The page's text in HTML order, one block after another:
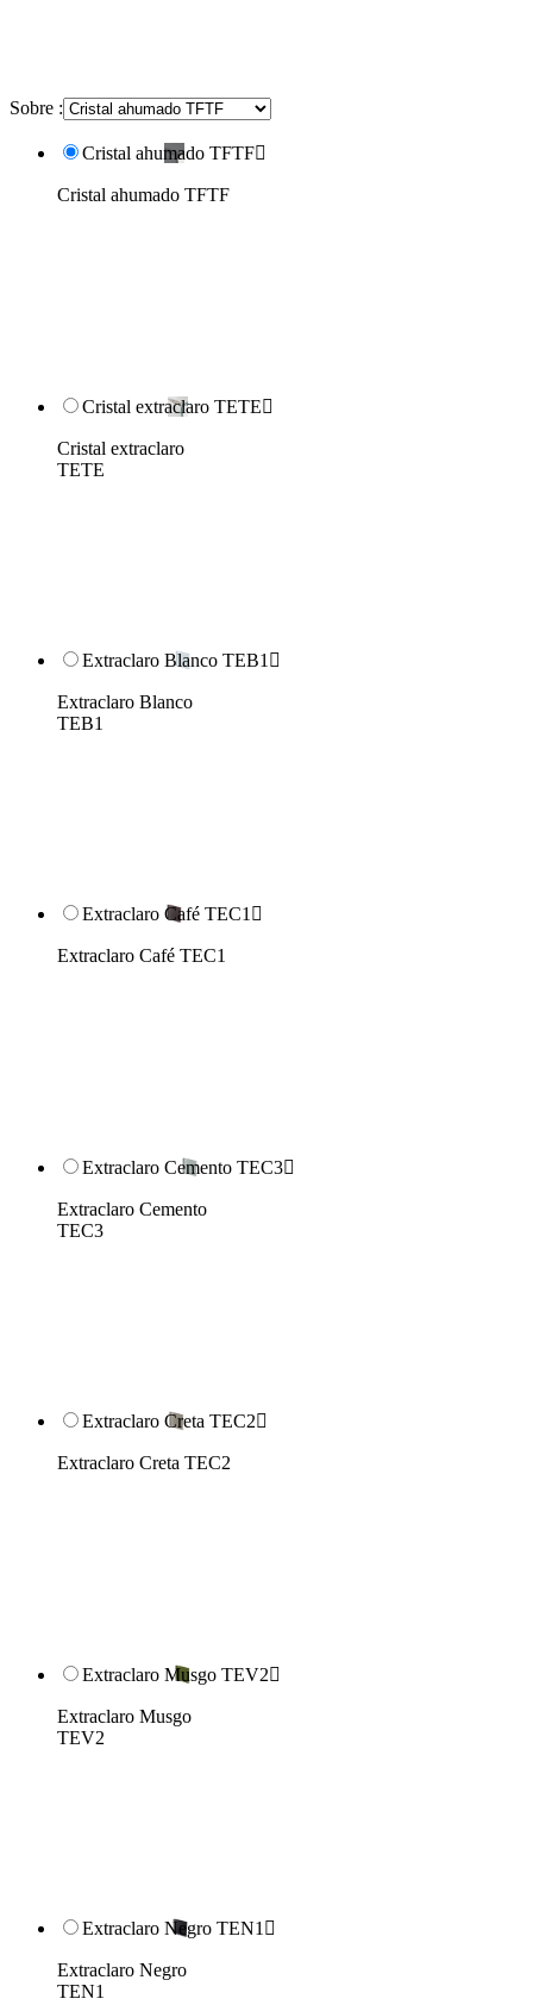
Sobre :
Cristal ahumado TFTF
Cristal ahumado TFTF
Cristal extraclaro TETE
Cristal extraclaro
TETE
Extraclaro Blanco TEB1 
Extraclaro Blanco
TEB1
Extraclaro Café TEC1 
Extraclaro Café TEC1
Extraclaro Cemento TEC3
Extraclaro Cemento
TEC3
Extraclaro Creta TEC2
Extraclaro Creta TEC2
Extraclaro Musgo TEV2
Extraclaro Musgo
TEV2
Extraclaro Negro TEN1 
Extraclaro Negro
TEN1